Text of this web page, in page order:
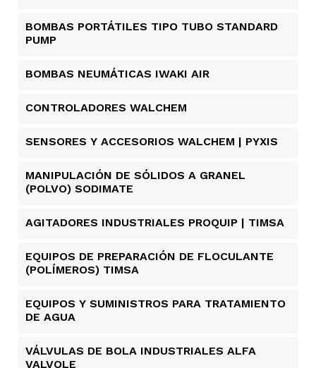
BOMBAS PORTÁTILES TIPO TUBO STANDARD
PUMP
BOMBAS NEUMÁTICAS IWAKI AIR
CONTROLADORES WALCHEM
SENSORES Y ACCESORIOS WALCHEM | PYXIS
MANIPULACIÓN DE SÓLIDOS A GRANEL
(POLVO) SODIMATE
AGITADORES INDUSTRIALES PROQUIP | TIMSA
EQUIPOS DE PREPARACIÓN DE FLOCULANTE
(POLÍMEROS) TIMSA
EQUIPOS Y SUMINISTROS PARA TRATAMIENTO
DE AGUA
VÁLVULAS DE BOLA INDUSTRIALES ALFA
VALVOLE